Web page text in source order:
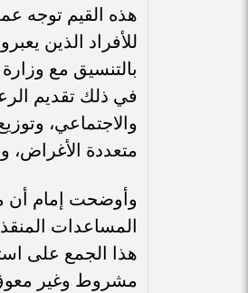
هذه القيم توجه
للأفراد الذين
بالتنسيق مع
في ذلك تقديم
والاجتماعي،
متعددة الأغراض،
وأوضحت إمام أن
المساعدات
هذا الجمع على
مشروط وغير